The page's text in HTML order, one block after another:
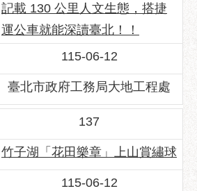
記載 130 公里人文生態，搭捷
運公車就能深讀臺北！！
115-06-12
臺北市政府工務局大地工程處
137
竹子湖「花田樂章」上山賞繡球
115-06-12